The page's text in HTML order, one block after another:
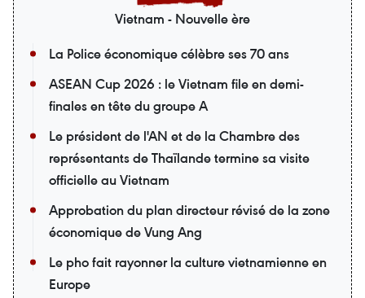
Vietnam - Nouvelle ère
La Police économique célèbre ses 70 ans
ASEAN Cup 2026 : le Vietnam file en demi-
finales en tête du groupe A
Le président de l'AN et de la Chambre des
représentants de Thaïlande termine sa visite
officielle au Vietnam
Approbation du plan directeur révisé de la zone
économique de Vung Ang
Le pho fait rayonner la culture vietnamienne en
Europe